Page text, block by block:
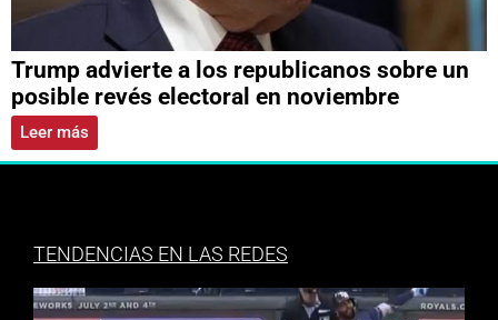
Trump advierte a los republicanos sobre un
posible revés electoral en noviembre
Leer más
TENDENCIAS EN LAS REDES